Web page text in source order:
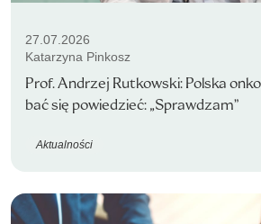
27.07.2026
Katarzyna Pinkosz
Prof. Andrzej Rutkowski: Polska
bać się powiedzieć: „Sprawdzam”
Aktualności